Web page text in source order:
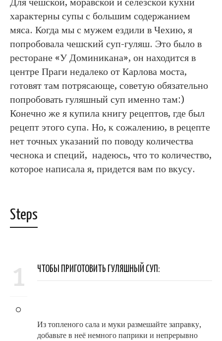
характерны супы с большим содержанием
мяса. Когда мы с мужем ездили в Чехию, я
попробовала чешский суп-гуляш. Это было в
ресторане «У Доминикана», он находится в
центре Праги недалеко от Карлова моста,
готовят там потрясающе, советую обязательно
попробовать гуляшный суп именно там:)
Конечно же я купила книгу рецептов, где был
рецепт этого супа. Но, к сожалению, в рецепте
нет точных указаний по поводу количества
чеснока и специй, надеюсь, что то количество,
которое написала я, придется вам по вкусу.
Steps
1 ЧТОБЫ ПРИГОТОВИТЬ ГУЛЯШНЫЙ СУП:
Из топленого сала и муки размешайте заправку,
добавьте в неё немного паприки и непрерывно